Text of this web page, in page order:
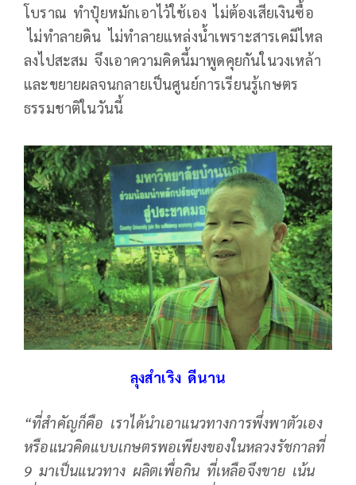
โบราณ ทำปุ๋ยหมักเอาไว้ใช้เอง ไม่ต้องเสียเงินซื้อ
ไม่ทำลายดิน ไม่ทำลายแหล่งน้ำเพราะสารเคมีไหล
ลงไปสะสม จึงเอาความคิดนี้มาพูดคุยกันในวงเหล้า
และขยายผลจนกลายเป็นศูนย์การเรียนรู้เกษตร
ธรรมชาติในวันนี้
ลุงสำเริง ดีนาน
“ที่สำคัญก็คือ เราได้นำเอาแนวทางการพึ่งพาตัวเอง
หรือแนวคิดแบบเกษตรพอเพียงของในหลวงรัชกาลที่
9 มาเป็นแนวทาง ผลิตเพื่อกิน ที่เหลือจึงขาย เน้น